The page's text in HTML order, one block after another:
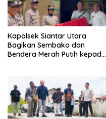
Kapolsek Siantar Utara
Bagikan Sembako dan
Bendera Merah Putih kepada